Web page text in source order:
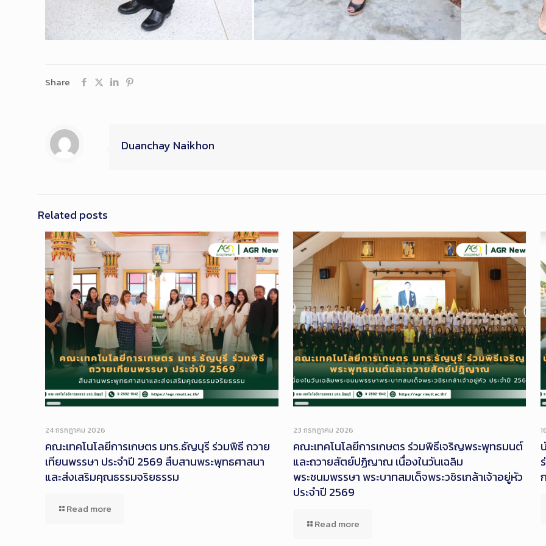
Share
Duanchay Naikhon
Related posts
Long
24 กรกฎาคม 2026
คณะเทคโนโลยีการเกษตร มทร.ธัญบุรี ร่วมพิธี ถวาย
เทียนพรรษา ประจำปี 2569 สืบสานพระพุทธศาสนา
และส่งเสริมคุณธรรมจริยธรรม
Read more
Long
23 กรกฎาคม 2026
คณะเทคโนโลยีการเกษตร ร่วมพิธีเจริญพระพุทธมนต์
และถวายสัตย์ปฏิญาณ เนื่องในวันเฉลิม
พระชนมพรรษา พระบาทสมเด็จพระวชิรเกล้าเจ้าอยู่หัว
ประจำปี 2569
Read more